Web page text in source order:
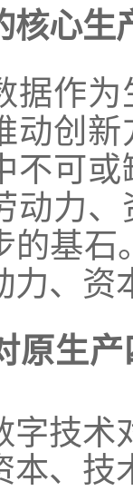
核心生
据作
动创
不可
动力
的基石
力、资
原生
字技术
本、技